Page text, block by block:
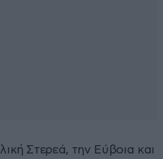
Στερεά, την Εύβοια και